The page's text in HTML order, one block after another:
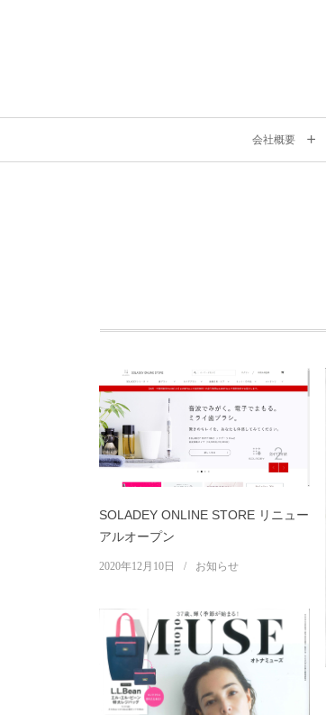
会社概要
SOLADEY ONLINE STORE リニュー
アルオープン
2020年12月10日 お知らせ